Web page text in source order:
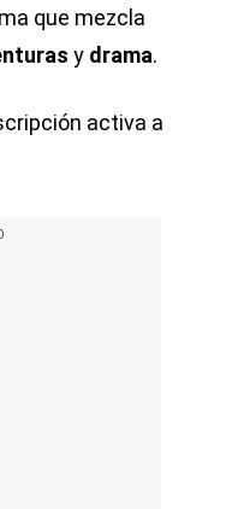
que mezcla
y drama.
activa a